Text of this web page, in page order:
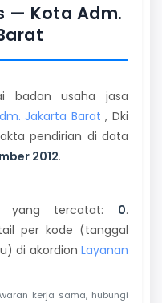
— Kota Adm.
badan usaha jasa
Jakarta Barat , Dki
pendirian di data
2012.
yang tercatat: 0.
per kode (tanggal
di akordion Layanan
kerja sama, hubungi